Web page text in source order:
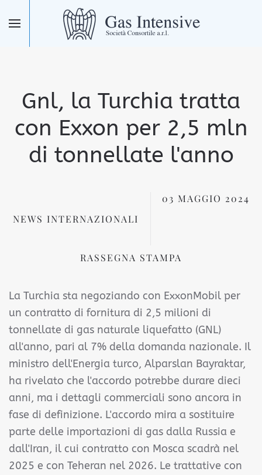
Skip to main content
Gnl, la Turchia tratta
con Exxon per 2,5 mln
di tonnellate l'anno
NEWS INTERNAZIONALI
03 MAGGIO 2024
RASSEGNA STAMPA
La Turchia sta negoziando con ExxonMobil per
un contratto di fornitura di 2,5 milioni di
tonnellate di gas naturale liquefatto (GNL)
all'anno, pari al 7% della domanda nazionale. Il
ministro dell'Energia turco, Alparslan Bayraktar,
ha rivelato che l'accordo potrebbe durare dieci
anni, ma i dettagli commerciali sono ancora in
fase di definizione. L'accordo mira a sostituire
parte delle importazioni di gas dalla Russia e
dall'Iran, il cui contratto con Mosca scadrà nel
2025 e con Teheran nel 2026. Le trattative con